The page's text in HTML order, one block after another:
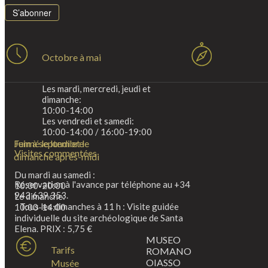
S’abonner
Octobre à mai
Les mardi, mercredi, jeudi et
dimanche:
10:00-14:00
Les vendredi et samedi:
10:00-14:00 / 16:00-19:00
Juin à septembre
Du mardi au samedi :
10:00-20:00
Le dimanche:
10:00-14:00
Fermé le lundi et le
dimanche après-midi
Visites commentées
Réservation à l'avance par téléphone au +34
943 639 353.
Tous les dimanches à 11 h : Visite guidée
individuelle du site archéologique de Santa
Elena. PRIX : 5,75 €
Tarifs
Musée
MUSEO
ROMANO
OIASSO